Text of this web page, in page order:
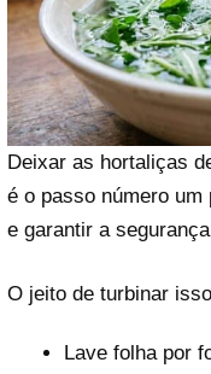
Deixar as hortaliças
é o passo número
e garantir a
O jeito de turbinar
Lave folha por